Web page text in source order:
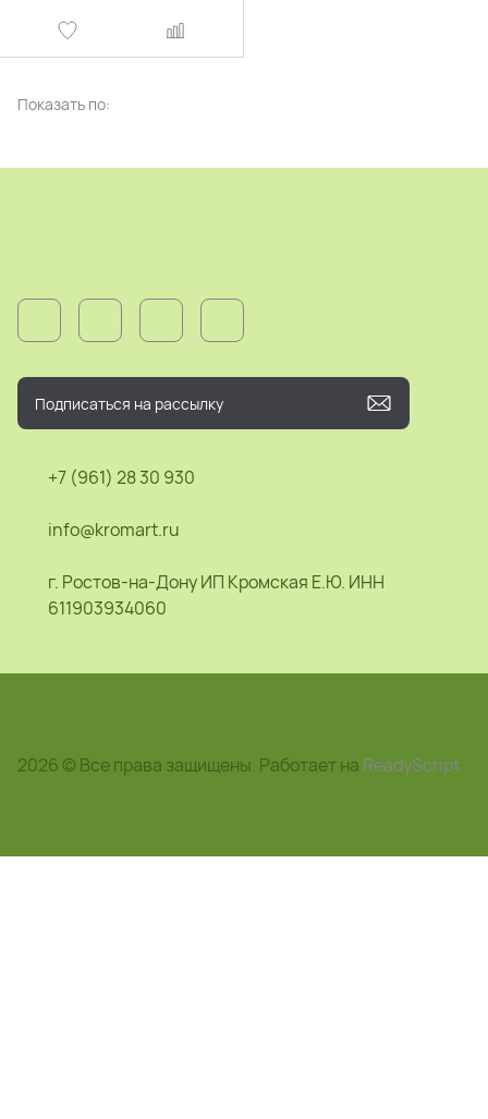
Показать по:
+7 (961) 28 30 930
info@kromart.ru
г. Ростов-на-Дону ИП Кромская Е.Ю. ИНН
611903934060
2026 © Все права защищены. Работает на ReadyScript